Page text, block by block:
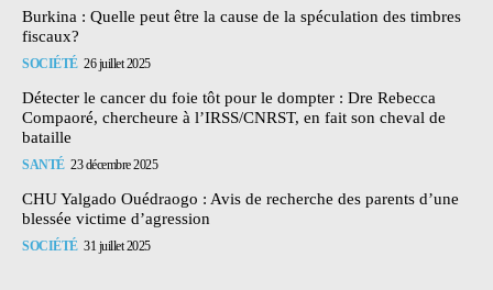
Burkina : Quelle peut être la cause de la spéculation des timbres
fiscaux?
SOCIÉTÉ 26 juillet 2025
Détecter le cancer du foie tôt pour le dompter : Dre Rebecca
Compaoré, chercheure à l’IRSS/CNRST, en fait son cheval de
bataille
SANTÉ 23 décembre 2025
CHU Yalgado Ouédraogo : Avis de recherche des parents d’une
blessée victime d’agression
SOCIÉTÉ 31 juillet 2025